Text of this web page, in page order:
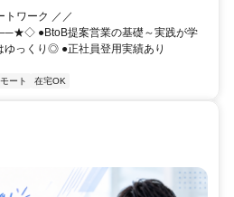
トワーク ／／
●BtoB提案営業の基礎～実践が学
ゆっくり◎ ●正社員登用実績あり
ート 在宅OK